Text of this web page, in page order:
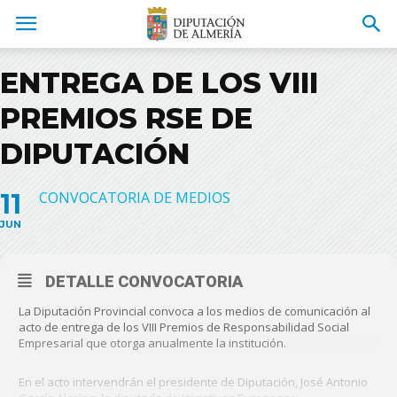
ENTREGA DE LOS VIII
PREMIOS RSE DE
DIPUTACIÓN
11
JUN
CONVOCATORIA DE MEDIOS
DETALLE CONVOCATORIA
La Diputación Provincial convoca a los medios de comunicación al
acto de entrega de los VIII Premios de Responsabilidad Social
Empresarial que otorga anualmente la institución.
En el acto intervendrán el presidente de Diputación, José Antonio